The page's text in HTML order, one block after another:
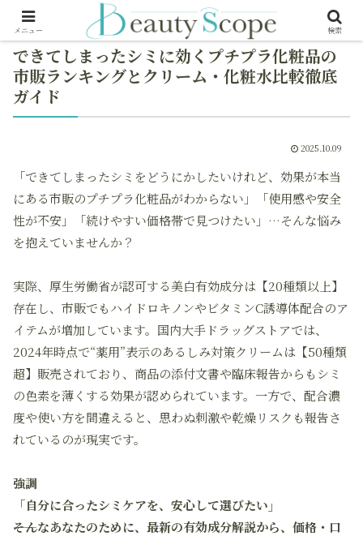
できてしまったシミに効くプチプラ化粧品の
市販ランキングとクリーム・化粧水比較徹底
ガイド
2025.10.09
「できてしまったシミをどうにかしたいけれど、効果が本当
にある市販のプチプラ化粧品がわからない」「使用感や安全
性が不安」「続けやすい価格帯で見つけたい」…そんな悩み
を抱えていませんか？
実際、厚生労働省が認可する美白有効成分は【20種類以上】
存在し、市販でもハイドロキノンやビタミンC誘導体配合のア
イテムが増加しています。国内大手ドラッグストアでは、
2024年時点で“薬用”表示のあるしみ対策クリームは【50種類
超】販売されており、商品の添付文書や臨床報告からもシミ
の色素を薄くする効果が認められています。一方で、配合濃
度や使い方を間違えると、思わぬ刺激や乾燥リスクも報告さ
れているのが現実です。
強調
「自分に合ったシミケアを、安心して選びたい」
――そんなあなたのために、最新の有効成分解説から、価格・口
メニュー 検索